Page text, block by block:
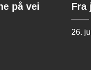
på vei
Fra
26.